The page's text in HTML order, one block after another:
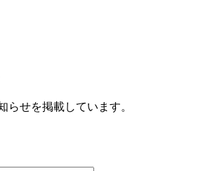
らせを掲載しています。